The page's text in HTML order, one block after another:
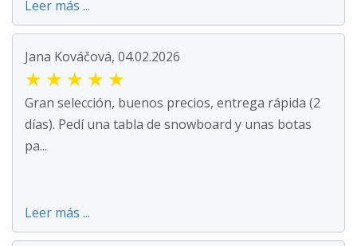
Leer más ...
Jana Kováčová, 04.02.2026
★ ★ ★ ★ ★
Gran selección, buenos precios, entrega rápida (2
días). Pedí una tabla de snowboard y unas botas
pa...
Leer más ...